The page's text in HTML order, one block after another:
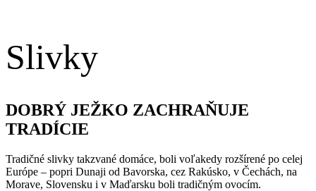
Slivky
DOBRÝ JEŽKO ZACHRAŇUJE
TRADÍCIE
Tradičné slivky takzvané domáce, boli voľakedy rozšírené po celej
Európe – popri Dunaji od Bavorska, cez Rakúsko, v Čechách, na
Morave, Slovensku i v Maďarsku boli tradičným ovocím.